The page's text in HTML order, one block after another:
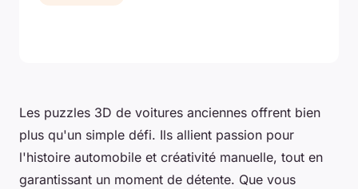
Les puzzles 3D de voitures anciennes offrent bien
plus qu'un simple défi. Ils allient passion pour
l'histoire automobile et créativité manuelle, tout en
garantissant un moment de détente. Que vous